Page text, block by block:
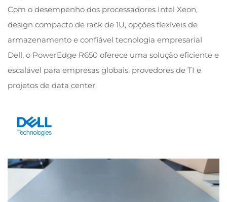
Com o desempenho dos processadores Intel Xeon,
design compacto de rack de 1U, opções flexíveis de
armazenamento e confiável tecnologia empresarial
Dell, o PowerEdge R650 oferece uma solução eficiente e
escalável para empresas globais, provedores de TI e
projetos de data center.